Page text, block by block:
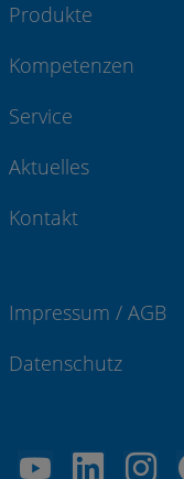
Produkte
Kompetenzen
Service
Aktuelles
Kontakt
Impressum / AGB
Datenschutz